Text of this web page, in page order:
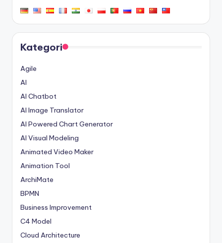
Kategori
Agile
AI
AI Chatbot
AI Image Translator
AI Powered Chart Generator
AI Visual Modeling
Animated Video Maker
Animation Tool
ArchiMate
BPMN
Business Improvement
C4 Model
Cloud Architecture